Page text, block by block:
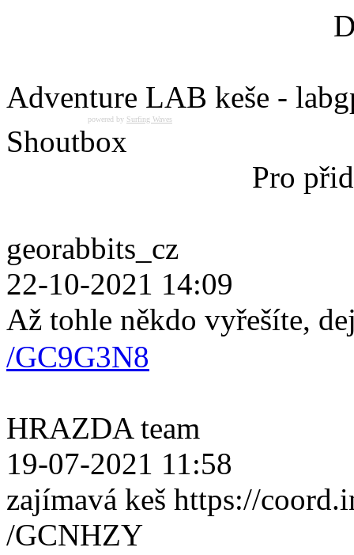
Adventure LAB keše -
powered by Surfing Waves
Shoutbox
Pro
georabbits_cz
22-10-2021 14:09
Až tohle někdo vyřešíte,
/GC9G3N8
HRAZDA team
19-07-2021 11:58
zajímavá keš https://
/GCNHZY